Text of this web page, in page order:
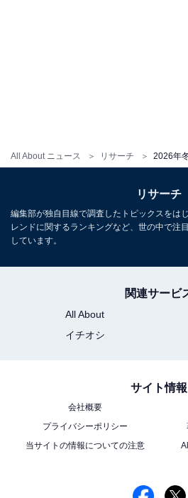
All About ニュース リサーチ
1位：向井理『ヤンドク！』
リサーチ
編集部が独自目線で調査したトピックスをは
レンドに関するランキングなど、世の中で注
しています。
関連サービ
All About
イチオシ
サイト情報
会社概要
プライバシーポリシー
当サイトの情報についての注意